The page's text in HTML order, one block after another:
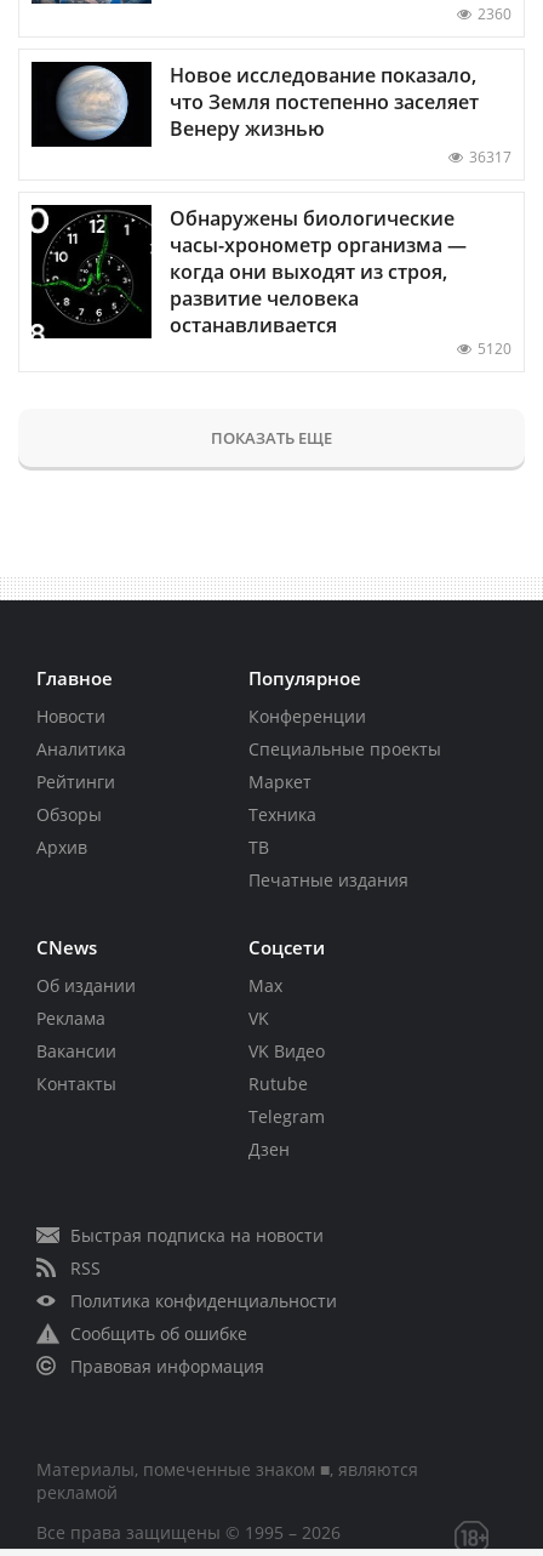
2360
Новое исследование показало,
что Земля постепенно заселяет
Венеру жизнью
36317
Обнаружены биологические
часы-хронометр организма —
когда они выходят из строя,
развитие человека
останавливается
5120
ПОКАЗАТЬ ЕЩЕ
Главное
Новости
Аналитика
Рейтинги
Обзоры
Архив
Популярное
Конференции
Специальные проекты
Маркет
Техника
ТВ
Печатные издания
CNews
Об издании
Реклама
Вакансии
Контакты
Соцсети
Max
VK
VK Видео
Rutube
Telegram
Дзен
Быстрая подписка на новости
RSS
Политика конфиденциальности
Сообщить об ошибке
Правовая информация
Материалы, помеченные знаком ■, являются
рекламой
Все права защищены © 1995 – 2026